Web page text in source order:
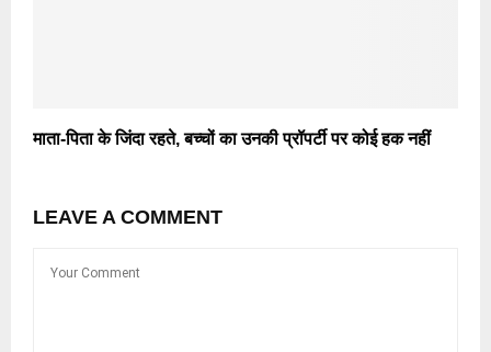
माता-पिता के जिंदा रहते, बच्चों का उनकी प्रॉपर्टी पर कोई हक नहीं
LEAVE A COMMENT